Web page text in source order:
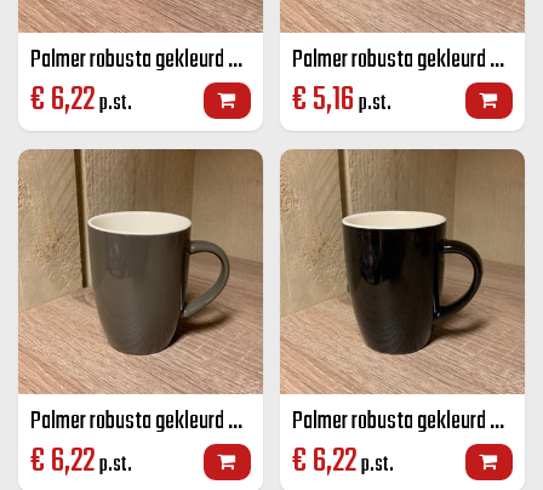
Palmer robusta gekleurd senseo mok rood 18 CL
€6,22p.st.
Palmer robusta gekleurd senseo mok blauw 18 CL
€5,16p.st.
Palmer robusta gekleurd senseo mok grijs 18 CL
€6,22p.st.
Palmer robusta gekleurd senseo mok zwart 18 CL
€6,22p.st.